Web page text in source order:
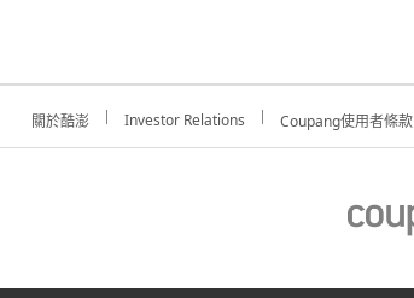
關於酷澎 Investor Relations Coupang使用者條款